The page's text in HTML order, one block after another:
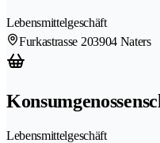
Lebensmittelgeschäft
Furkastrasse 203904 Naters
Lebensmittelgeschäft